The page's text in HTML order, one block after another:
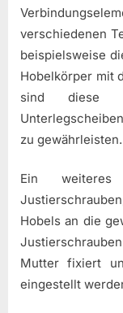
verschiedenen
beispielsweise
Hobelkörper mit
sind diese
zu gewährleisten.
Ein weiteres
Hobels an die
Mutter fixiert
eingestellt